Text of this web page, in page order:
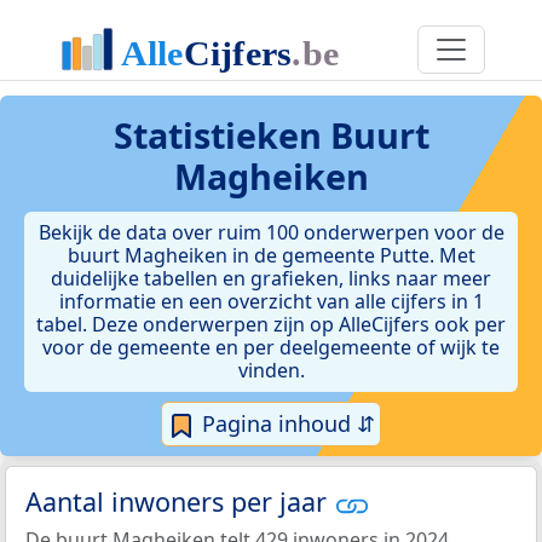
Statistieken Buurt
Magheiken
Bekijk de data over ruim 100 onderwerpen voor de
buurt Magheiken in de gemeente Putte. Met
duidelijke tabellen en grafieken, links naar meer
informatie en een overzicht van alle cijfers in 1
tabel. Deze onderwerpen zijn op AlleCijfers ook per
voor de gemeente en per deelgemeente of wijk te
vinden.
Pagina inhoud ⇵
Aantal inwoners per jaar